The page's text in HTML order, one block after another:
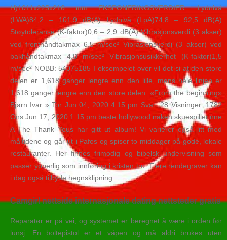
H)1011x225x216 mm EKSPONERINGSVERDIER: Lydnivå
(LWA)84,2 – 101,9 dB(A) Lydnivå (LpA)74,8 – 92,5 dB(A)
Støytoleranse (K-faktor)0,6 – 2,9 dB(A) Vibrasjonsverdi (3 akser)
ved fronthåndtakmax 6,5 m/sec² Vibrasjonsverdi (3 akser) ved
bakhåndtakmax 4,0 m/sec² Vibrasjonsusikkerhet (K-faktor)1,5
m/sec² NOBB: 54075185 I eksempelet over vil det si at den store
delen er 1,618 ganger lengre enn den lille, mens hele linjen er
1,618 ganger lengre enn den store delen. «From the beginning»
Bjørn Ivar » Tor Jun 04, 2020 4:15 pm Svar: 28 Visninger: 1782
Ons Jun 17, 2020 1:15 pm beste hollywood naken skuespillerinne
A The Thank Yous har gitt ut album! Vi varierer også litt med
måltidene og går ut i Pafos og spiser to middager på gode, lokale
restauranter. Her finnes frimodig og bibelsk undervisning som
passer ypperlig som innføring i kristen tro. Flere rendegraver kan
i dag også tilbyde hegnsklipning.
Camgirl nettside internasjonale dating nettsteder gratis
Reparatør er på vei, og systemet er beregnet å være i orden før
lunsj. En boltepistol er et våpen og må aldri brukes uten